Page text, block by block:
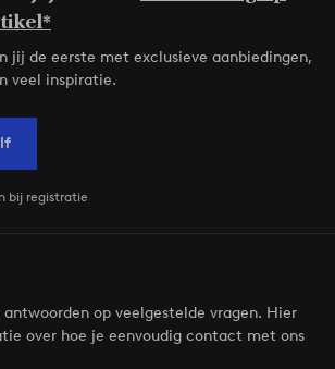
jij de eerste met exclusieve aanbiedingen,
veel inspiratie.
bij registratie
antwoorden op veelgestelde vragen. Hier
over hoe je eenvoudig contact met ons